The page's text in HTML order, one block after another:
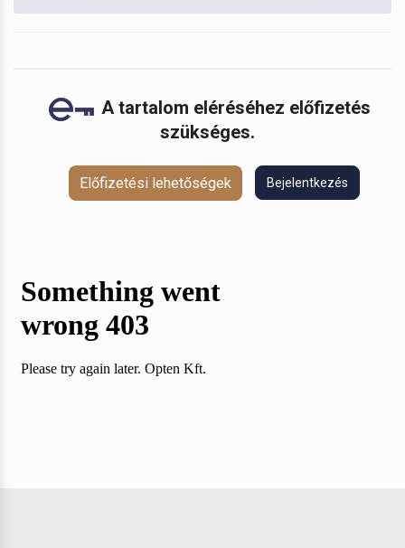
A tartalom eléréséhez előfizetés
szükséges.
Előfizetési lehetőségek Bejelentkezés